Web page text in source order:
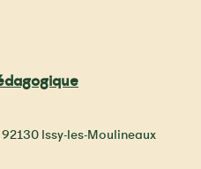
Issy-les-Moulineaux